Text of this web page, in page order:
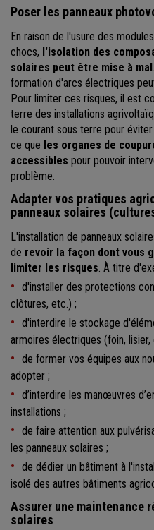
Poser les panneaux
En raison de l'usure des
chocs, l'isolation des
solaires peut être mise à mal
formation d'arcs électriques
Pour limiter ces risques, il est
terre des installations
le courant sous terre pour
ce que les organes de
accessibles pour pouvoir
problème.
Adapter vos pratiques
panneaux solaires
L'installation de panneaux
de revoir la façon dont vous
limiter les risques. À titre
d'installer des protections
clôtures, etc.) ;
d'interdire le stockage
armoires électriques (foin, lisier,
de former vos équipes aux
adopter ;
d’interdire les manœuvres
installations ;
de faire attention aux
les panneaux solaires ;
de dédier un bâtiment à
isolé des autres bâtiments
Assurer une maintenance
solaires